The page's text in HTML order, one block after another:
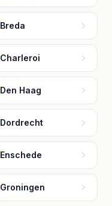
Breda
Charleroi
Den Haag
Dordrecht
Enschede
Groningen